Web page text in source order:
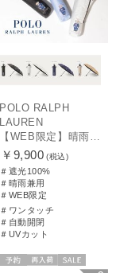
POLO RALPH
LAUREN
【WEB限定】晴雨兼用自動開閉日傘 ポロ ラルフ ローレン（POLO RALPH LAUREN）ベア 遮光100 UV100 ワンタッチ開閉
￥9,900 (税込)
＃遮光100%
＃晴雨兼用
＃WEB限定
＃ワンタッチ
＃自動開閉
＃UVカット